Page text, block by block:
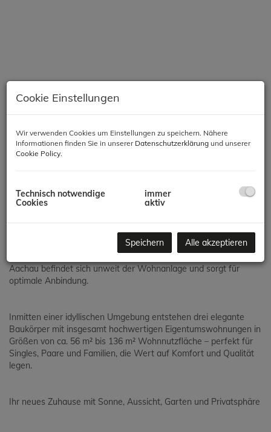
Beschreibung
Sie möchten in absoluter Grünruhelage wohnen und dennoch die
Nähe zur pulsierenden Hauptstadt Wien genießen? Das
Neubauprojekt Bel Air in Aachau vereint genau diese Vorzüge:
Nur rund 15 Minuten entfernt erreichen Sie bequem mit der
Aachau befindet sich unweit der Wohnanlage und sorgt für
optimale Anbindung.
Inmitten einer idyllischen Umgebung entstehen drei elegante
Baukörper mit insgesamt hochwertigen Eigentumswohnungen in
Größen von ca. 56 m² bis 136 m² Wohnnutzfläche – perfekt für
Singles, Paare und Familien, die Wert auf Komfort und Qualität
legen.
Ihr neues Zuhause mit Sonne, Aussicht, Garten und Privatsphäre
Cookie Einstellungen
Wir verwenden Cookies um Einstellungen zu speichern. Nähere
Informationen finden Sie in unserer Datenschutzerklärung und unserer
Cookie Policy.
Technisch notwendige
Cookies
immer
aktiv
Speichern Alle akzeptieren